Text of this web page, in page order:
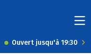
Ouvert jusqu'à 19:30